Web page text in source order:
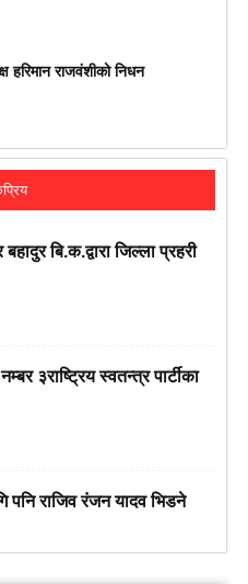
हरिमान राजवंशीको निधन
बि.क.द्वारा जिल्ला प्रहरी
३राष्ट्रिय स्वतन्त्र पार्टीका
पनि राजिव रंजन यादव भिडने